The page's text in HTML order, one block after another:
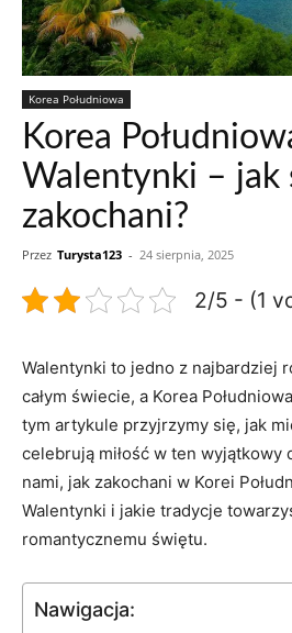
Korea Południowa
Korea
Walentynki – jak
zakochani?
Przez Turysta123 - 24 sierpnia, 2025
2/5 - (1
Walentynki to jedno z najbardziej
całym świecie, a Korea
tym artykule przyjrzymy się,⁢ jak
celebrują ‍miłość w ten ​wyjątkowy
nami, jak zakochani w Korei
Walentynki i jakie tradycje
romantycznemu świętu.
Nawigacja: